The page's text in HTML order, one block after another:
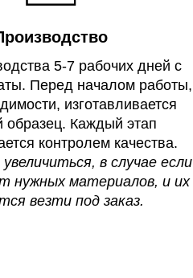
5-7 рабочих дней с
Перед началом работы,
изготавливается
образец. Каждый этап
контролем качества.
в случае если
нужных материалов, и их
везти под заказ.